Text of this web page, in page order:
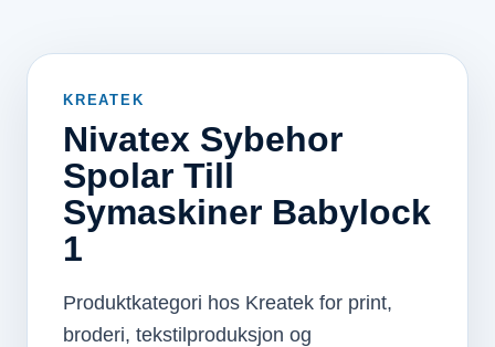
KREATEK
Nivatex Sybehor
Spolar Till
Symaskiner Babylock
1
Produktkategori hos Kreatek for print,
broderi, tekstilproduksjon og